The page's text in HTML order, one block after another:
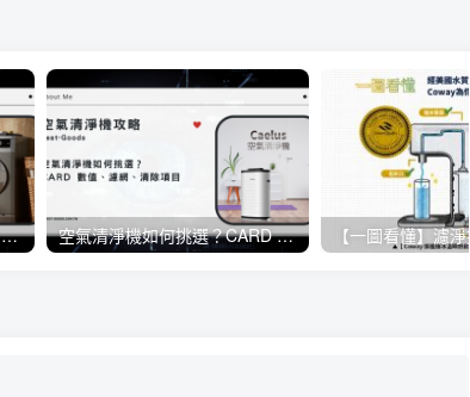
洗衣機正確清洗的方法為何？日常生活當中該如何保養洗衣機？ 空氣清淨機如何挑選？CARD 數值、濾網、清除項目《懶人包》